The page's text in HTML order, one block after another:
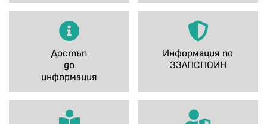
Достъп
до
информация
Информация по
ЗЗЛПСПОИН